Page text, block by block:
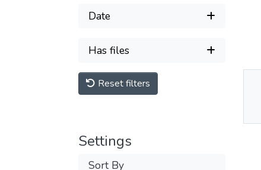
Date
Has files
Reset filters
Settings
Sort By